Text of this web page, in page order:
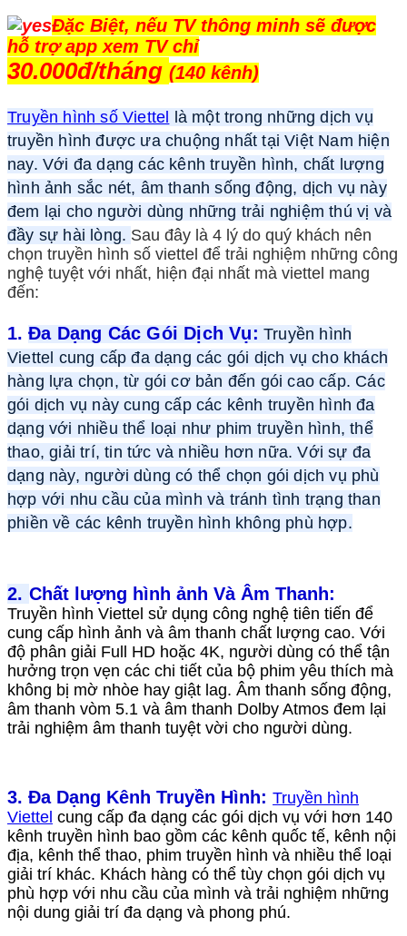
Đặc Biệt, nếu TV thông minh sẽ được
hỗ trợ app xem TV chỉ
30.000đ/tháng (140 kênh)
Truyền hình số Viettel là một trong những dịch vụ
truyền hình được ưa chuộng nhất tại Việt Nam hiện
nay. Với đa dạng các kênh truyền hình, chất lượng
hình ảnh sắc nét, âm thanh sống động, dịch vụ này
đem lại cho người dùng những trải nghiệm thú vị và
đầy sự hài lòng. Sau đây là 4 lý do quý khách nên
chọn truyền hình số viettel để trải nghiệm những công
nghệ tuyệt với nhất, hiện đại nhất mà viettel mang
đến:
1. Đa Dạng Các Gói Dịch Vụ: Truyền hình
Viettel cung cấp đa dạng các gói dịch vụ cho khách
hàng lựa chọn, từ gói cơ bản đến gói cao cấp. Các
gói dịch vụ này cung cấp các kênh truyền hình đa
dạng với nhiều thể loại như phim truyền hình, thể
thao, giải trí, tin tức và nhiều hơn nữa. Với sự đa
dạng này, người dùng có thể chọn gói dịch vụ phù
hợp với nhu cầu của mình và tránh tình trạng than
phiền về các kênh truyền hình không phù hợp.
2. Chất lượng hình ảnh Và Âm Thanh:
Truyền hình Viettel sử dụng công nghệ tiên tiến để
cung cấp hình ảnh và âm thanh chất lượng cao. Với
độ phân giải Full HD hoặc 4K, người dùng có thể tận
hưởng trọn vẹn các chi tiết của bộ phim yêu thích mà
không bị mờ nhòe hay giật lag. Âm thanh sống động,
âm thanh vòm 5.1 và âm thanh Dolby Atmos đem lại
trải nghiệm âm thanh tuyệt vời cho người dùng.
3. Đa Dạng Kênh Truyền Hình: Truyền hình
Viettel cung cấp đa dạng các gói dịch vụ với hơn 140
kênh truyền hình bao gồm các kênh quốc tế, kênh nội
địa, kênh thể thao, phim truyền hình và nhiều thể loại
giải trí khác. Khách hàng có thể tùy chọn gói dịch vụ
phù hợp với nhu cầu của mình và trải nghiệm những
nội dung giải trí đa dạng và phong phú.